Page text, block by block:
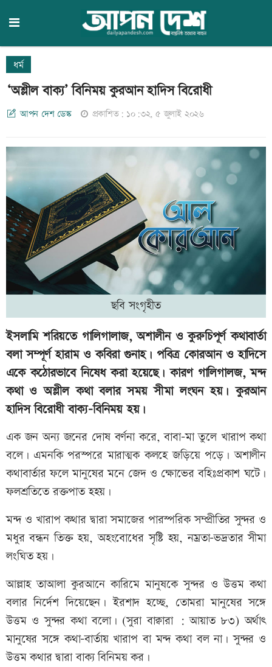
ধর্ম
‘অশ্লীল বাক্য’ বিনিময় কুরআন হাদিস বিরোধী
আপন দেশ ডেস্ক প্রকাশিত: ১০:৩২, ৫ জুলাই ২০২৬
ছবি সংগৃহীত
ইসলামি শরিয়তে গালিগালাজ, অশালীন ও কুরুচিপূর্ণ কথাবার্তা
বলা সম্পূর্ণ হারাম ও কবিরা গুনাহ। পবিত্র কোরআন ও হাদিসে
একে কঠোরভাবে নিষেধ করা হয়েছে। কারণ গালিগালজ, মন্দ
কথা ও অশ্লীল কথা বলার সময় সীমা লংঘন হয়। কুরআন
হাদিস বিরোধী বাক্য-বিনিময় হয়।
এক জন অন্য জনের দোষ বর্ণনা করে, বাবা-মা তুলে খারাপ কথা
বলে। এমনকি পরস্পরে মারাত্মক কলহে জড়িয়ে পড়ে। অশালীন
কথাবার্তার ফলে মানুষের মনে জেদ ও ক্ষোভের বহিঃপ্রকাশ ঘটে।
ফলশ্রতিতে রক্তপাত হহয়।
মন্দ ও খারাপ কথার দ্বারা সমাজের পারস্পরিক সম্প্রীতির সুন্দর ও
মধুর বন্ধন তিক্ত হয়, অহংবোধের সৃষ্টি হয়, নম্রতা-ভদ্রতার সীমা
লংঘিত হয়।
আল্লাহ তাআলা কুরআনে কারিমে মানুষকে সুন্দর ও উত্তম কথা
বলার নির্দেশ দিয়েছেন। ইরশাদ হচ্ছে, তোমরা মানুষের সঙ্গে
উত্তম ও সুন্দর কথা বলো। (সুরা বাক্বারা : আয়াত ৮৩) অর্থাৎ
মানুষের সঙ্গে কথা-বার্তায় খারাপ বা মন্দ কথা বল না। সুন্দর ও
উত্তম কথার দ্বারা বাক্য বিনিময় কর।